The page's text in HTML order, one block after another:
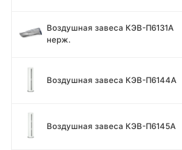
Воздушная завеса КЭВ-П6131A
нерж.
Воздушная завеса КЭВ-П6144A
Воздушная завеса КЭВ-П6145A